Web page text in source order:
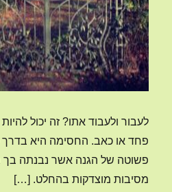
לעבור ולעבוד אתו? זה יכול
פחד או כאב. החסימה היא
פשוטה של הגנה אשר נבנתה בך
מסיבות מוצדקות בהחלט.
[…]